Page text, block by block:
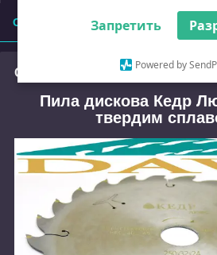
Запретить
Powered by
Опис Характеристики
Опис
Пила дискова Кедр
твердим